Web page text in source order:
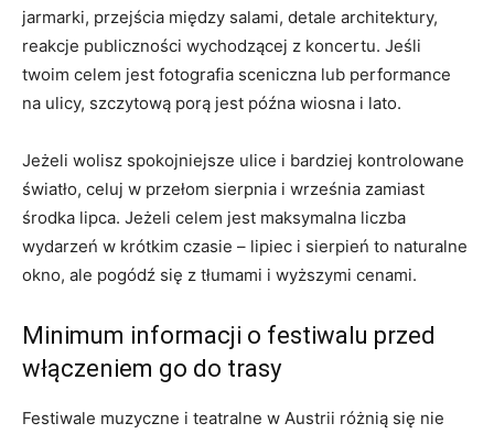
jarmarki, przejścia między salami, detale architektury,
reakcje publiczności wychodzącej z koncertu. Jeśli
twoim celem jest fotografia sceniczna lub performance
na ulicy, szczytową porą jest późna wiosna i lato.
Jeżeli wolisz spokojniejsze ulice i bardziej kontrolowane
światło, celuj w przełom sierpnia i września zamiast
środka lipca. Jeżeli celem jest maksymalna liczba
wydarzeń w krótkim czasie – lipiec i sierpień to naturalne
okno, ale pogódź się z tłumami i wyższymi cenami.
Minimum informacji o festiwalu przed
włączeniem go do trasy
Festiwale muzyczne i teatralne w Austrii różnią się nie